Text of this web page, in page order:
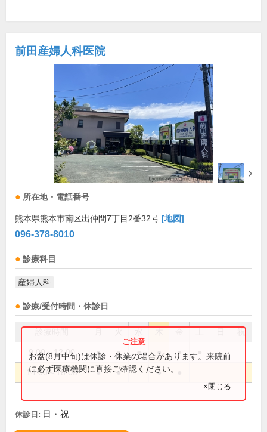
前田産婦人科医院
所在地・電話番号
熊本県熊本市南区出仲間7丁目2番32号 [地図]
096-378-8010
診療科目
産婦人科
診療/受付時間・休診日
祝
9:00～12:00 ● ● ● ● ●
14:00～18:00 ● ● ●
お盆(8月中旬)は休診・休業の場合があります。来院前
に必ず医療機関に直接ご確認ください。
×閉じる
休診日: 日・祝